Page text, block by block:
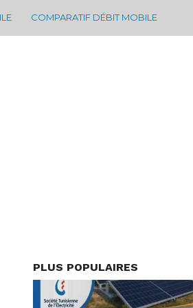
COMPARATIF DÉBIT MOBILE
PLUS POPULAIRES